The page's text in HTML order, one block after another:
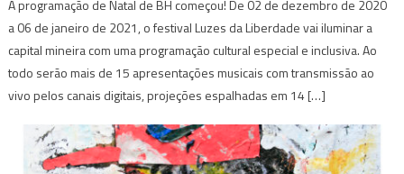
A programação de Natal de BH começou! De 02 de dezembro de 2020
a 06 de janeiro de 2021, o festival Luzes da Liberdade vai iluminar a
capital mineira com uma programação cultural especial e inclusiva. Ao
todo serão mais de 15 apresentações musicais com transmissão ao
vivo pelos canais digitais, projeções espalhadas em 14 […]